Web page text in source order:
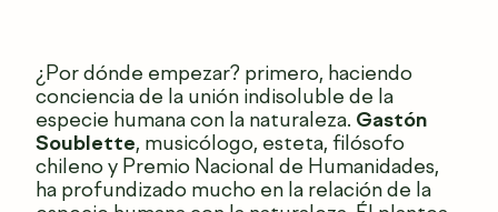
¿Por dónde empezar? primero, haciendo
conciencia de la unión indisoluble de la
especie humana con la naturaleza. Gastón
Soublette, musicólogo, esteta, filósofo
chileno y Premio Nacional de Humanidades,
ha profundizado mucho en la relación de la